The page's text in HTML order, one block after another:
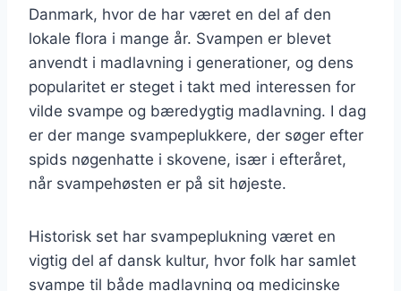
Danmark, hvor de har været en del af den
lokale flora i mange år. Svampen er blevet
anvendt i madlavning i generationer, og dens
popularitet er steget i takt med interessen for
vilde svampe og bæredygtig madlavning. I dag
er der mange svampeplukkere, der søger efter
spids nøgenhatte i skovene, især i efteråret,
når svampehøsten er på sit højeste.
Historisk set har svampeplukning været en
vigtig del af dansk kultur, hvor folk har samlet
svampe til både madlavning og medicinske